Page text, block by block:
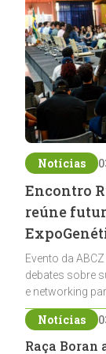
Notícias
Encontro
reúne
Evento da
debates sobre
e networking
Notícias
Raça Boran